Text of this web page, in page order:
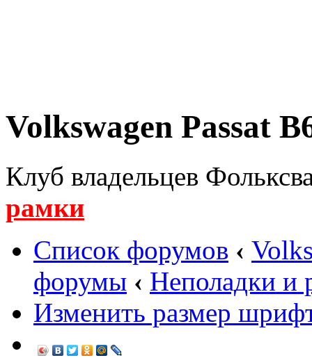
Volkswagen Passat
Клуб владельцев
рамки
Список форумов ‹
форумы ‹ Неполадки и
Изменить размер